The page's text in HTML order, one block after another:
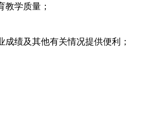
教学质量；
成绩及其他有关情况提供便利；